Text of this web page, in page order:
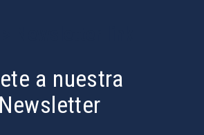
a nuestra
Newsletter